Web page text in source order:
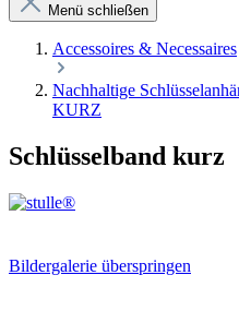
Menü schließen
Accessoires & Necessaires
Nachhaltige
KURZ
Schlüsselband kurz
Bildergalerie überspringen